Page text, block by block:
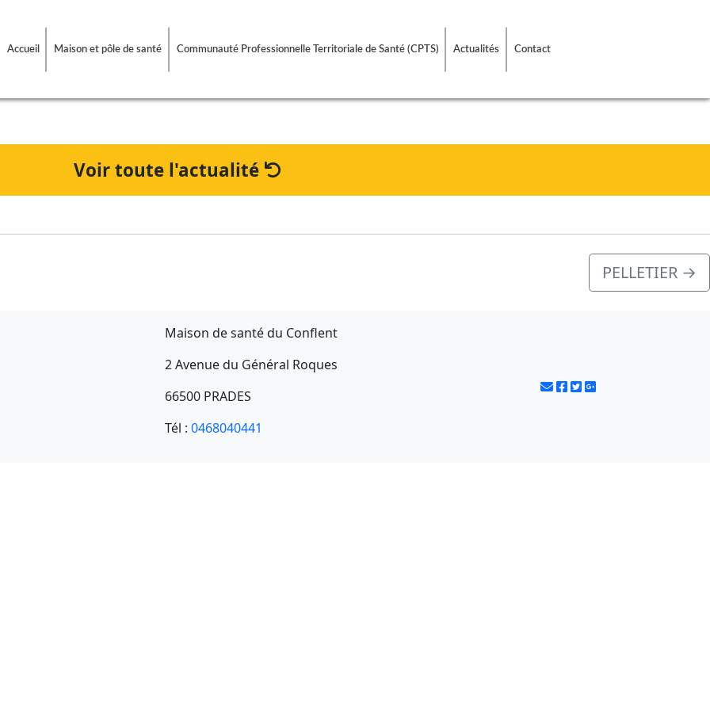
Accueil Maison et pôle de santé Communauté Professionnelle Territoriale de Santé (CPTS) Actualités Contact
Voir toute l'actualité
PELLETIER →
Maison de santé du Conflent
2 Avenue du Général Roques
66500 PRADES
Tél : 0468040441